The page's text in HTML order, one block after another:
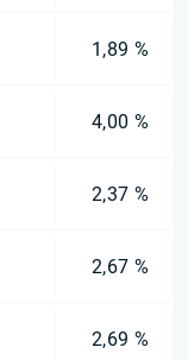
1,89 %
4,00 %
2,37 %
2,67 %
2,69 %